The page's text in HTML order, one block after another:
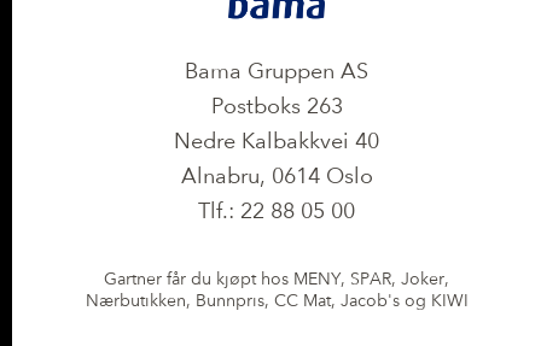
Bama Gruppen AS
Postboks 263
Nedre Kalbakkvei 40
Alnabru, 0614 Oslo
Tlf.: 22 88 05 00
Gartner får du kjøpt hos MENY, SPAR, Joker,
Nærbutikken, Bunnpris, CC Mat, Jacob's og KIWI